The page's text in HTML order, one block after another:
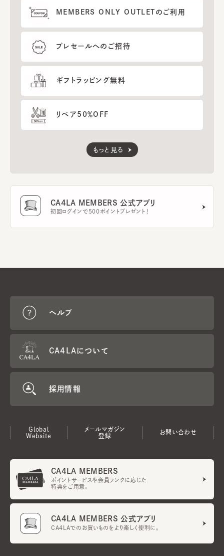
MEMBERS ONLY OUTLETのご利用
プレセールへのご招待
ギフトラッピング無料
リペア50％OFF
もっと見る
CA4LA MEMBERS 公式アプリ
初回ログインで500ポイントプレゼント！
ヘルプ
CA4LAについて
採用情報
Global
Website
メールマガジン
登録
お問い合わせ
CA4LA MEMBERS
ポイントサービスや会員ランクに応じた
特典をご用意。
CA4LA MEMBERS 公式アプリ
CA4LAでのお買いものをより楽しく便利に。